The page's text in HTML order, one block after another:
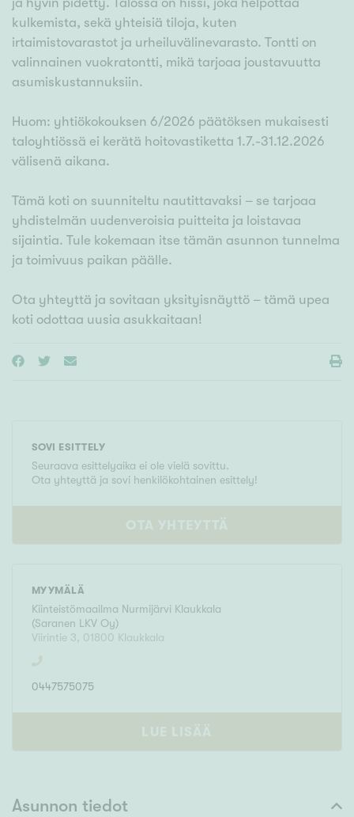
ja hyvin pidetty. Talossa on hissi, joka helpottaa
kulkemista, sekä yhteisiä tiloja, kuten
irtaimistovarastot ja urheiluvälinevarasto. Tontti on
valinnainen vuokratontti, mikä tarjoaa joustavuutta
asumiskustannuksiin.
Huom: yhtiökokouksen 6/2026 päätöksen mukaisesti
taloyhtiössä ei kerätä hoitovastiketta 1.7.-31.12.2026
välisenä aikana.
Tämä koti on suunniteltu nautittavaksi – se tarjoaa
yhdistelmän uudenveroisia puitteita ja loistavaa
sijaintia. Tule kokemaan itse tämän asunnon tunnelma
ja toimivuus paikan päälle.
Ota yhteyttä ja sovitaan yksityisnäyttö – tämä upea
koti odottaa uusia asukkaitaan!
SOVI ESITTELY
Seuraava esittelyaika ei ole vielä sovittu.
Ota yhteyttä ja sovi henkilökohtainen esittely!
OTA YHTEYTTÄ
MYYMÄLÄ
Kiinteistömaailma Nurmijärvi Klaukkala
(Saranen LKV Oy)
Viirintie 3, 01800 Klaukkala
0447575075
LUE LISÄÄ
Asunnon tiedot